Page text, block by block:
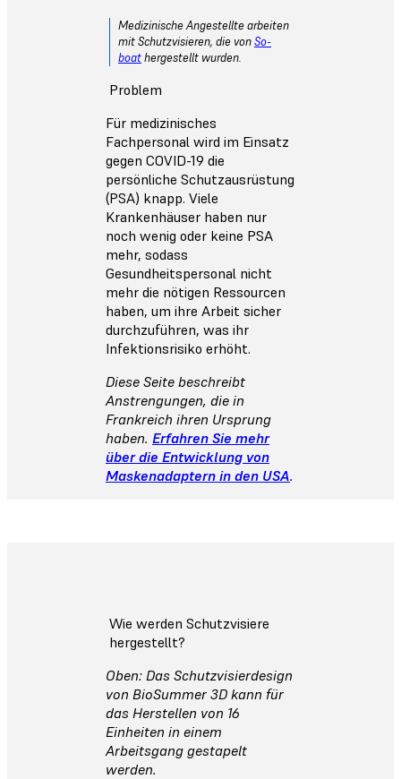
Medizinische Angestellte arbeiten
mit Schutzvisieren, die vonSo-
boathergestellt wurden.
Problem
Für medizinisches
Fachpersonal wird im Einsatz
gegen COVID-19 die
persönliche Schutzausrüstung
(PSA) knapp. Viele
Krankenhäuser haben nur
noch wenig oder keine PSA
mehr, sodass
Gesundheitspersonal nicht
mehr die nötigen Ressourcen
haben, um ihre Arbeit sicher
durchzuführen, was ihr
Infektionsrisiko erhöht.
Diese Seite beschreibt
Anstrengungen, die in
Frankreich ihren Ursprung
haben. Erfahren Sie mehr
über die Entwicklung von
Maskenadaptern in den USA.
Wie werden Schutzvisiere
hergestellt?
Oben: Das Schutzvisierdesign
von BioSummer 3D kann für
das Herstellen von 16
Einheiten in einem
Arbeitsgang gestapelt
werden.